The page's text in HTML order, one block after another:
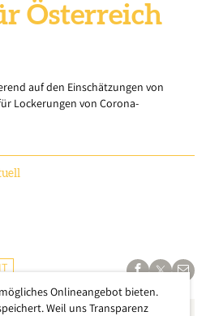
Österreich
auf den Einschätzungen von
Lockerungen von Corona-
Onlineangebot bieten.
Weil uns Transparenz